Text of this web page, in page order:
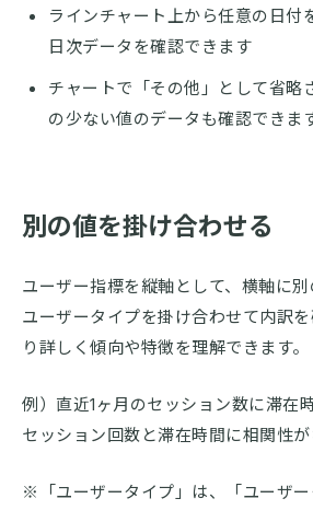
ラインチャート上から任意の日付
日次データを確認できます
チャートで「その他」として省略
の少ない値のデータも確認できま
別の値を掛け合わせる
ユーザー指標を縦軸として、横軸に
ユーザータイプを掛け合わせて内訳
り詳しく傾向や特徴を理解できます。
例）直近1ヶ月のセッション数に滞在
セッション回数と滞在時間に相関性
※「ユーザータイプ」は、「ユーザ